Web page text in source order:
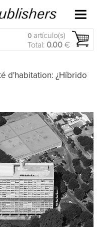
0 artículo(s)
Total: 0.00 €
d'habitation: ¿Híbrido